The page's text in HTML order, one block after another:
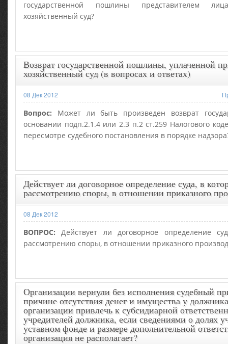
государственной пошлины представителем
хозяйственный суд?
Возврат государственной пошлины, уплаченной
хозяйственный суд (в вопросах и ответах)
08 Дек 2012
Вопрос: Может ли быть произведен возврат
основании подп.2.1.4 или 2.3 п.2 ст.259 Налогового
пересмотре судебного постановления в порядке
Действует ли договорное определение суда, в
рассмотрению споры, в отношении приказного
08 Дек 2012
ВОПРОС: Действует ли договорное определение
рассмотрению споры, в отношении приказного
Организации вернули без исполнения судебный
причине отсутствия денег и имущества у
организации привлечь к субсидиарной
учредителей должника, если сведениями о долях
уставном фонде и размере дополнительной
организация не располагает?